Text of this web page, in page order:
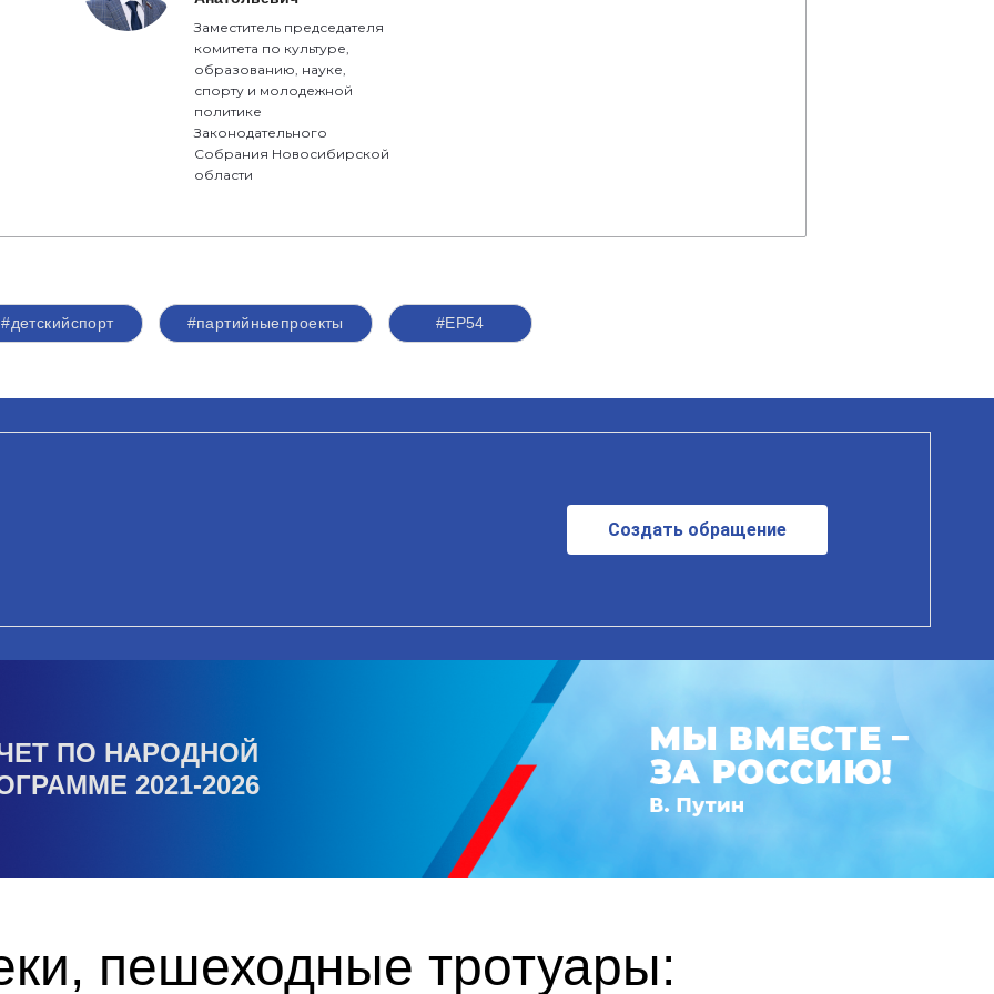
Заместитель председателя
комитета по культуре,
образованию, науке,
спорту и молодежной
политике
Законодательного
Собрания Новосибирской
области
#детскийспорт #партийныепроекты #ЕР54
Создать обращение
ПО НАРОДНОЙ
2021-2026
пешеходные тротуары: